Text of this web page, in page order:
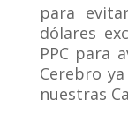
para
dólares
PPC para
Cerebro
nuestras